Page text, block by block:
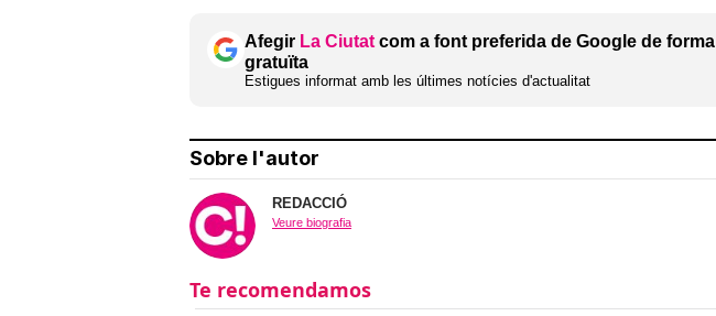
Afegir La Ciutat com a font preferida de Google de forma
gratuïta
Estigues informat amb les últimes notícies d'actualitat
Sobre l'autor
REDACCIÓ
Veure biografia